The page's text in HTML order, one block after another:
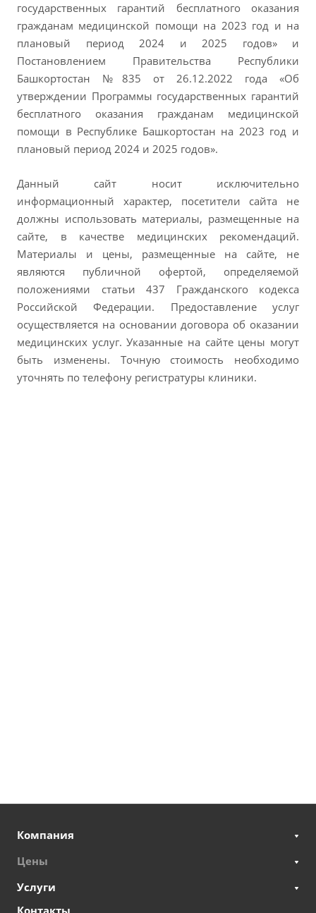
государственных гарантий бесплатного оказания
гражданам медицинской помощи на 2023 год и на
плановый период 2024 и 2025 годов» и
Постановлением Правительства Республики
Башкортостан №835 от 26.12.2022 года «Об
утверждении Программы государственных гарантий
бесплатного оказания гражданам медицинской
помощи в Республике Башкортостан на 2023 год и
плановый период 2024 и 2025 годов».
Данный сайт носит исключительно
информационный характер, посетители сайта не
должны использовать материалы, размещенные на
сайте, в качестве медицинских рекомендаций.
Материалы и цены, размещенные на сайте, не
являются публичной офертой, определяемой
положениями статьи 437 Гражданского кодекса
Российской Федерации. Предоставление услуг
осуществляется на основании договора об оказании
медицинских услуг. Указанные на сайте цены могут
быть изменены. Точную стоимость необходимо
уточнять по телефону регистратуры клиники.
Компания
Цены
Услуги
Контакты